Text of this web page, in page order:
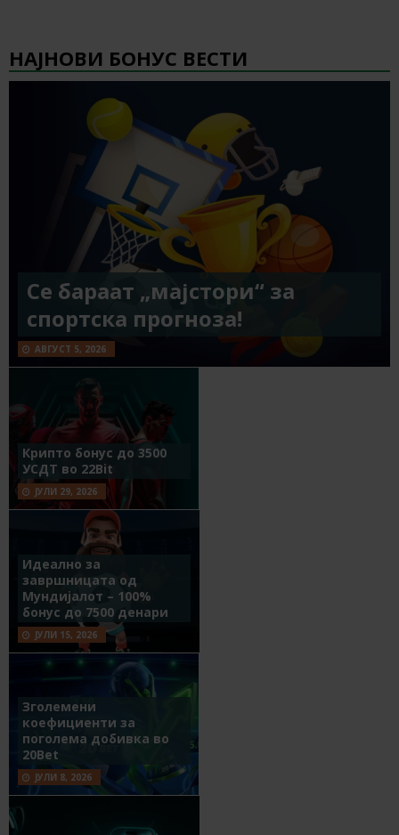
НАЈНОВИ БОНУС ВЕСТИ
Се бараат „мајстори“ за
спортска прогноза!
АВГУСТ 5, 2026
Крипто бонус до 3500
УСДТ во 22Bit
ЈУЛИ 29, 2026
Идеално за
завршницата од
Мундијалот – 100%
бонус до 7500 денари
ЈУЛИ 15, 2026
Зголемени
коефициенти за
поголема добивка во
20Bet
ЈУЛИ 8, 2026